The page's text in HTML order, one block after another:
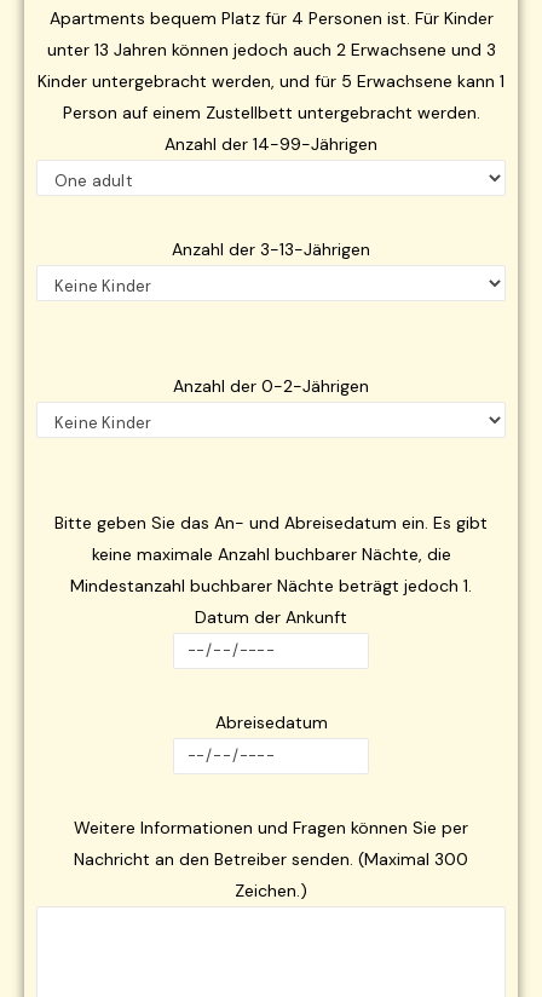
Apartments bequem Platz für 4 Personen ist. Für Kinder
unter 13 Jahren können jedoch auch 2 Erwachsene und 3
Kinder untergebracht werden, und für 5 Erwachsene kann 1
Person auf einem Zustellbett untergebracht werden.
Anzahl der 14-99-Jährigen
Anzahl der 3-13-Jährigen
Anzahl der 0-2-Jährigen
Bitte geben Sie das An- und Abreisedatum ein. Es gibt
keine maximale Anzahl buchbarer Nächte, die
Mindestanzahl buchbarer Nächte beträgt jedoch 1.
Datum der Ankunft
Abreisedatum
Weitere Informationen und Fragen können Sie per
Nachricht an den Betreiber senden. (Maximal 300
Zeichen.)